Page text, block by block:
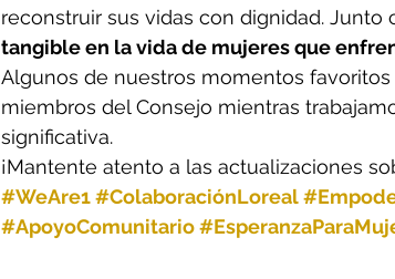
reconstruir sus vidas con dignidad. Junto
tangible en la vida de mujeres que
Algunos de nuestros momentos
miembros del Consejo mientras
significativa.
¡Mantente atento a las actualizaciones
#WeAre1#ColaboraciónLoreal
#ApoyoComunitario